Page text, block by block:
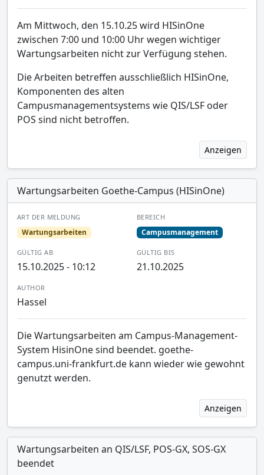
Am Mittwoch, den 15.10.25 wird HISinOne
zwischen 7:00 und 10:00 Uhr wegen wichtiger
Wartungsarbeiten nicht zur Verfügung stehen.
Die Arbeiten betreffen ausschließlich HISinOne,
Komponenten des alten
Campusmanagementsystems wie QIS/LSF oder
POS sind nicht betroffen.
Anzeigen
Wartungsarbeiten Goethe-Campus (HISinOne)
ART DER MELDUNG
Wartungsarbeiten
BEREICH
Campusmanagement
GÜLTIG AB
15.10.2025 - 10:12
GÜLTIG BIS
21.10.2025
AUTHOR
Hassel
Die Wartungsarbeiten am Campus-Management-
System HisinOne sind beendet. goethe-
campus.uni-frankfurt.de kann wieder wie gewohnt
genutzt werden.
Anzeigen
Wartungsarbeiten an QIS/LSF, POS-GX, SOS-GX
beendet